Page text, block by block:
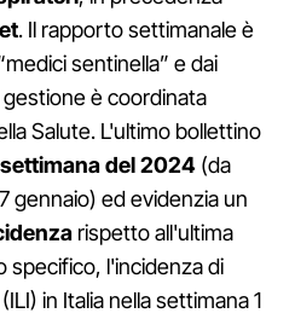
. Il rapporto settimanale è
sentinella” e dai
gestione è coordinata
Salute. L'ultimo bollettino
del 2024 (da
gennaio) ed evidenzia un
rispetto all'ultima
specifico, l'incidenza di
in Italia nella settimana 1